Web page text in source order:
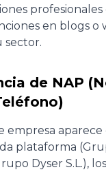
profesionales
en blogs o
sector.
de NAP
empresa aparece
plataforma
Dyser S.L.),